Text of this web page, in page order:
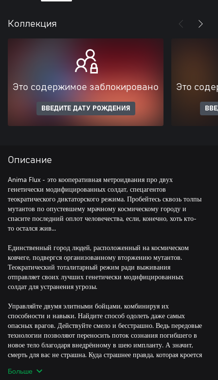
Коллекция
Это содержимое заблокировано
ВВЕДИТЕ ДАТУ РОЖДЕНИЯ
Это
Описание
Anima Flux - это кооперативная метроидвания про двух
генетически модифицированных солдат, спецагентов
теократического диктаторского режима. Пробейтесь сквозь толпы
мутантов по опустевшему мрачному космическому городу и
спасите последний оплот человечества, если, конечно, хоть кто-
то остался жив...
Единственный город людей, расположенный на космическом
ковчеге, подвергся организованному вторжению мутантов.
Теократический тоталитарный режим ради выживания
отправляет своих лучших генетически модифицированных
солдат для устранения угрозы.
Управляйте двумя элитными бойцами, комбинируя их
способности и навыки. Найдите способ одолеть даже самых
опасных врагов. Действуйте смело и бесстрашно. Ведь передовые
технологии позволяют переносить поток сознания погибшего в
новое тело благодаря внедрённому в шею импланту. А значит,
смерть для вас не страшна. Куда страшнее правда, которая кроется
Больше